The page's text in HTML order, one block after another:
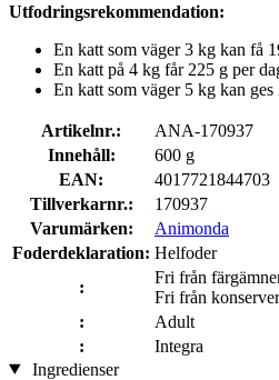
Utfodringsrekommendation:
En katt som väger 3 kg kan få
En katt på 4 kg får 225 g per
En katt som väger 5 kg kan
Artikelnr.:
ANA-170937
Innehåll:
600 g
EAN:
4017721844703
Tillverkarnr.:
170937
Varumärken:
Animonda
Foderdeklaration: Helfoder
:
Fri från
Fri från
:
Adult
:
Integra
Ingredienser